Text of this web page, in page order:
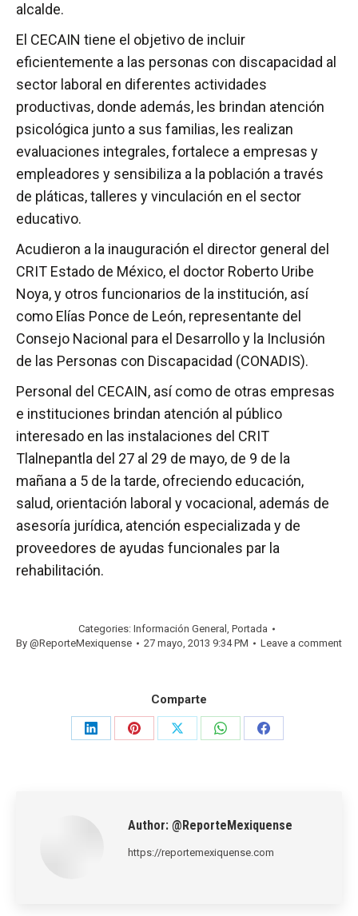
alcalde.
El CECAIN tiene el objetivo de incluir
eficientemente a las personas con discapacidad al
sector laboral en diferentes actividades
productivas, donde además, les brindan atención
psicológica junto a sus familias, les realizan
evaluaciones integrales, fortalece a empresas y
empleadores y sensibiliza a la población a través
de pláticas, talleres y vinculación en el sector
educativo.
Acudieron a la inauguración el director general del
CRIT Estado de México, el doctor Roberto Uribe
Noya, y otros funcionarios de la institución, así
como Elías Ponce de León, representante del
Consejo Nacional para el Desarrollo y la Inclusión
de las Personas con Discapacidad (CONADIS).
Personal del CECAIN, así como de otras empresas
e instituciones brindan atención al público
interesado en las instalaciones del CRIT
Tlalnepantla del 27 al 29 de mayo, de 9 de la
mañana a 5 de la tarde, ofreciendo educación,
salud, orientación laboral y vocacional, además de
asesoría jurídica, atención especializada y de
proveedores de ayudas funcionales par la
rehabilitación.
Categories: Información General , Portada
By @ReporteMexiquense 27 mayo, 2013 9:34 PM Leave a comment
Comparte
Share
Share
Share
Share
Share
Author: @ReporteMexiquense
https://reportemexiquense.com